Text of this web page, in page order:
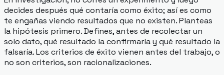
decides después qué contaría como éxito; así es como
te engañas viendo resultados que no existen. Planteas
la hipótesis primero. Defines,antes de recolectar un
solo dato, qué resultado la confirmaría y qué resultado la
falsaría. Los criterios de éxito vienen antes del trabajo, o
no son criterios, son racionalizaciones.